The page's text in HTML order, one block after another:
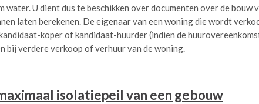
water. U dient dus te beschikken over documenten over de
laten berekenen. De eigenaar van een woning die wordt
koper of kandidaat-huurder (indien de
bij verdere verkoop of verhuur van de woning.
isolatiepeil van een gebouw